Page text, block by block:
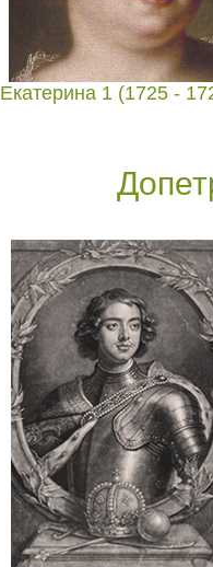
Екатерина 1 (1725 -